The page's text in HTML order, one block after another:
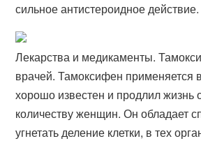
сильное антистероидное действие.
Лекарства и медикаменты.
врачей. Тамоксифен применяется
хорошо известен и продлил жизнь
количеству женщин. Он обладает
угнетать деление клетки, в тех